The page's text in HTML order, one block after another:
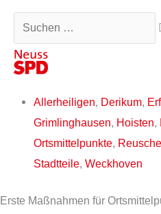
Zum
Inhalt
springen
Suchen …
Allerheiligen Derikum
Grimlinghausen Hoisten
Ortsmittelpunkte
Stadtteile ,Weckhoven
Erste Maßnahmen für